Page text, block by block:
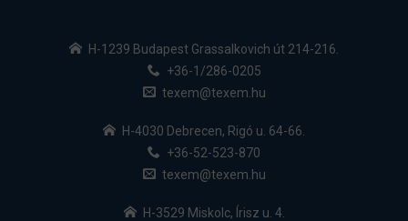
H-1239 Budapest Grassalkovich út 214-216.
+36-1/286-0205
texem@texem.hu
H-4030 Debrecen, Rigó u. 64-66.
+36-52-523-870
texem@texem.hu
H-3529 Miskolc, Írisz u. 4.